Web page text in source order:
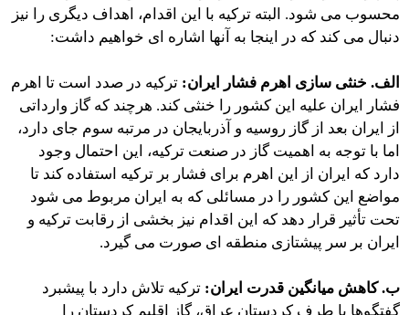
محسوب می شود. البته ترکیه با این اقدام، اهداف دیگری را نیز
دنبال می کند که در اینجا به آنها اشاره ای خواهیم داشت:
الف. خنثی سازی اهرم فشار ایران: ترکیه در صدد است تا اهرم
فشار ایران علیه این کشور را خنثی كند. هرچند که گاز وارداتی
از ایران بعد از گاز روسیه و آذربایجان در مرتبه سوم جای دارد،
اما با توجه به اهمیت گاز در صنعت ترکیه، این احتمال وجود
دارد که ایران از این اهرم برای فشار بر ترکیه استفاده كند تا
مواضع این کشور را در مسائلی که به ایران مربوط می شود
تحت تأثیر قرار دهد که این اقدام نیز بخشی از رقابت ترکیه و
ایران بر سر پیشتازى منطقه ای صورت می گیرد.
ب. کاهش میانگین قدرت ایران: ترکیه تلاش دارد با پیشبرد
گفتگوها با طرف کردستان عراق، گاز اقلیم کردستان را